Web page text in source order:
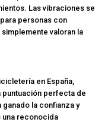
Las vibraciones se
personas con
valoran la
en España,
puntuación perfecta de
la confianza y
una reconocida